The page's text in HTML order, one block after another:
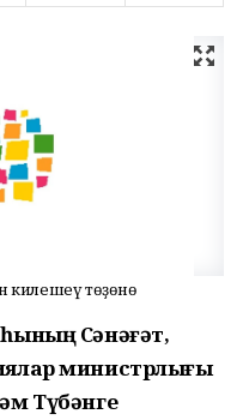
килешеү төҙөнө
Сәнәғәт,
министрлығы
Түбәнге